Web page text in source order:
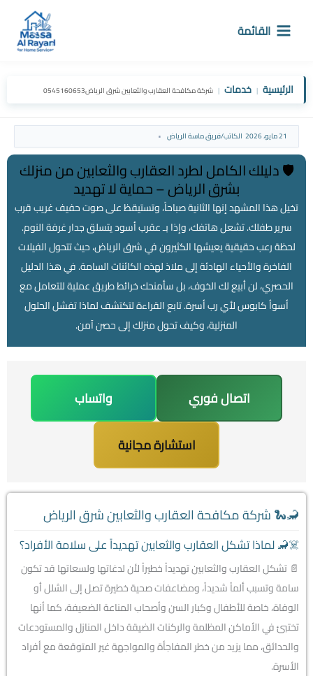
القائمة
الرئيسية | خدمات | شركة مكافحة العقارب والثعابين شرق الرياض0545160653
21 مايو، 2026 الكاتب/فريق ماسة الرياض
🛡️ دليلك الكامل لطرد العقارب والثعابين من منزلك
بشرق الرياض – حماية لا تهديد
تخيل هذا المشهد إنها الثانية صباحاً، وتستيقظ على صوت حفيف غريب قرب
سرير طفلك. تشعل هاتفك، وإذا بـ عقرب أسود يتسلق جدار غرفة النوم.
لحظة رعب حقيقية يعيشها الكثيرون في شرق الرياض، حيث تتحول الفيلات
الفاخرة والأحياء الهادئة إلى ملاذ لهذه الكائنات السامة. في هذا الدليل
الحصري، لن أبيع لك الخوف، بل سأمنحك خرائط طريق عملية للتعامل مع
أسوأ كابوس لأي رب أسرة. تابع القراءة لتكتشف لماذا تفشل الحلول
المنزلية، وكيف تحول منزلك إلى حصن آمن.
اتصال فوري واتساب
استشارة مجانية
🦂🐍 شركة مكافحة العقارب والثعابين شرق الرياض
☠️🦂 لماذا تشكل العقارب والثعابين تهديداً على سلامة الأفراد؟
📄 تشكل العقارب والثعابين تهديداً خطيراً لأن لدغاتها ولسعاتها قد تكون
سامة وتسبب ألماً شديداً، ومضاعفات صحية خطيرة تصل إلى الشلل أو
الوفاة، خاصة للأطفال وكبار السن وأصحاب المناعة الضعيفة، كما أنها
تختبئ في الأماكن المظلمة والركنات الضيقة داخل المنازل والمستودعات
والحدائق، مما يزيد من خطر المفاجأة والمواجهة غير المتوقعة مع أفراد
الأسرة.